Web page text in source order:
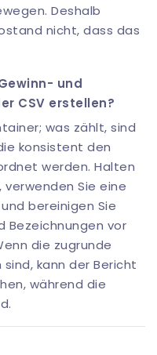
Deshalb
nicht, dass das
und
CSV erstellen?
was zählt, sind
konsistent den
werden. Halten
verwenden Sie eine
bereinigen Sie
Bezeichnungen vor
die zugrunde
kann der Bericht
während die